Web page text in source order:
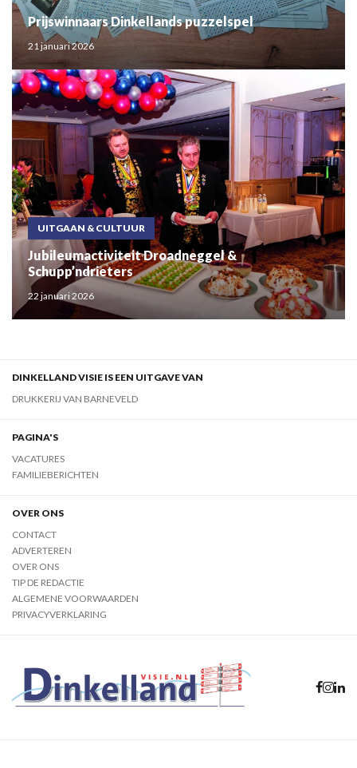
Prijswinnaars Dinkellands puzzelspel
21 januari 2026
UITGAAN & CULTUUR
Jubileumactiviteit Droadneggel &
Schupp’ndrieters
22 januari 2026
DINKELLAND VISIE IS EEN UITGAVE VAN
DRUKKERIJ VAN BARNEVELD
PAGINA'S
VACATURES
FAMILIEBERICHTEN
OVER ONS
CONTACT
ADVERTEREN
OVER ONS
TIP DE REDACTIE
ALGEMENE VOORWAARDEN
PRIVACYVERKLARING